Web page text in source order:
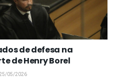
de defesa na
de Henry Borel
05/2026